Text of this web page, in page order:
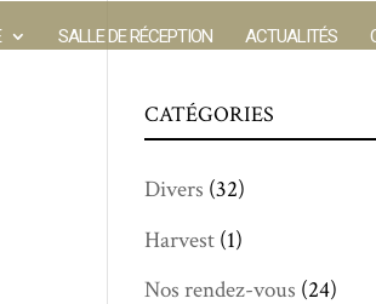
SALLE DE RÉCEPTION ACTUALITÉS
CATÉGORIES
Divers (32)
Harvest (1)
Nos rendez-vous (24)